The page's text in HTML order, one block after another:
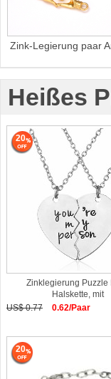
Zink-Legierung paar
Heißes
20
Zinklegierung Puzzle
Halskette, mit
US$ 0.77 0.62/Paar
20